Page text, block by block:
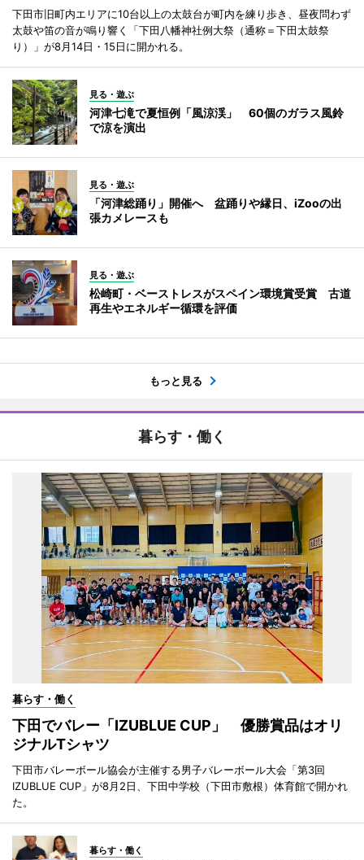
下田市旧町内エリアに10台以上の太鼓台が町内を練り歩き、昼夜問わず
太鼓や笛の音が鳴り響く「下田八幡神社例大祭（通称＝下田太鼓祭
り）」が8月14日・15日に開かれる。
見る・遊ぶ
河津七滝で夏恒例「風涼渓」 60個のガラス風鈴
で涼を演出
見る・遊ぶ
「河津総踊り」開催へ 盆踊りや縁日、iZooの出
張カメレースも
見る・遊ぶ
松崎町・ベーストレスがスペイン環境賞受賞 古道
再生やエネルギー循環を評価
もっと見る
暮らす・働く
暮らす・働く
下田でバレー「IZUBLUE CUP」 優勝賞品はオリ
ジナルTシャツ
下田市バレーボール協会が主催する男子バレーボール大会「第3回
IZUBLUE CUP」が8月2日、下田中学校（下田市敷根）体育館で開かれ
た。
暮らす・働く